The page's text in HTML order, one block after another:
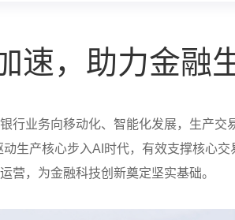
速，助力金融
行业务向移动化、智能化发展，生产
生产核心步入AI时代，有效支撑核心
营，为金融科技创新奠定坚实基础。